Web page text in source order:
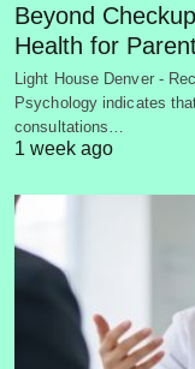
Beyond
Health for
Light House Denver -
Psychology indicates
consultations…
1 week ago